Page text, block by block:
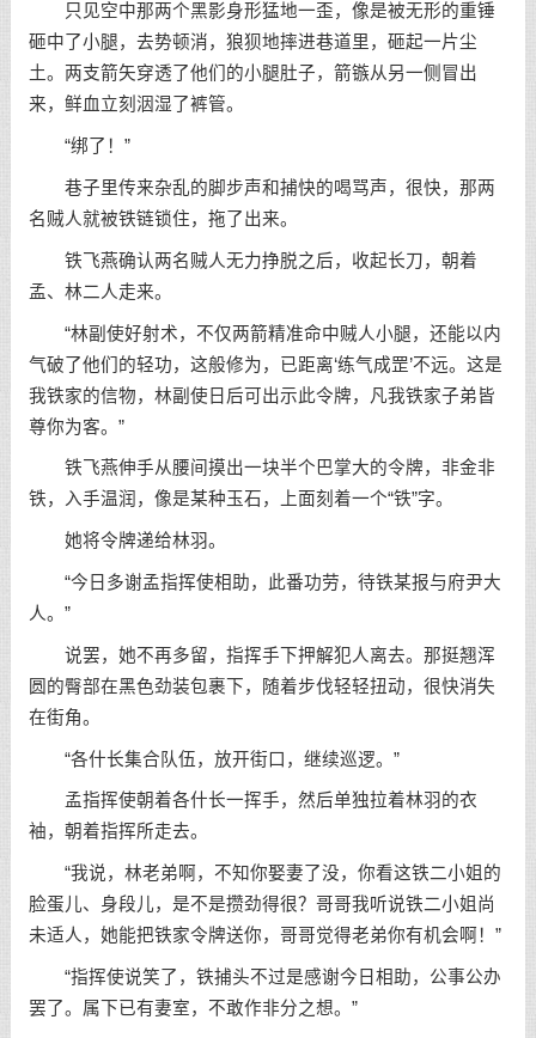
只见空中那两个黑影身形猛地一歪，像是被无形的重锤
砸中了小腿，去势顿消，狼狈地摔进巷道里，砸起一片尘
土。两支箭矢穿透了他们的小腿肚子，箭镞从另一侧冒出
来，鲜血立刻洇湿了裤管。
“绑了！”
巷子里传来杂乱的脚步声和捕快的喝骂声，很快，那两
名贼人就被铁链锁住，拖了出来。
铁飞燕确认两名贼人无力挣脱之后，收起长刀，朝着
孟、林二人走来。
“林副使好射术，不仅两箭精准命中贼人小腿，还能以内
气破了他们的轻功，这般修为，已距离‘练气成罡’不远。这是
我铁家的信物，林副使日后可出示此令牌，凡我铁家子弟皆
尊你为客。”
铁飞燕伸手从腰间摸出一块半个巴掌大的令牌，非金非
铁，入手温润，像是某种玉石，上面刻着一个“铁”字。
她将令牌递给林羽。
“今日多谢孟指挥使相助，此番功劳，待铁某报与府尹大
人。”
说罢，她不再多留，指挥手下押解犯人离去。那挺翘浑
圆的臀部在黑色劲装包裹下，随着步伐轻轻扭动，很快消失
在街角。
“各什长集合队伍，放开街口，继续巡逻。”
孟指挥使朝着各什长一挥手，然后单独拉着林羽的衣
袖，朝着指挥所走去。
“我说，林老弟啊，不知你娶妻了没，你看这铁二小姐的
脸蛋儿、身段儿，是不是攒劲得很？哥哥我听说铁二小姐尚
未适人，她能把铁家令牌送你，哥哥觉得老弟你有机会啊！”
“指挥使说笑了，铁捕头不过是感谢今日相助，公事公办
罢了。属下已有妻室，不敢作非分之想。”